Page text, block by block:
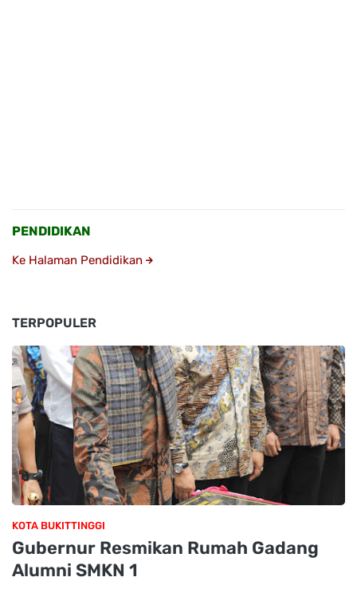
PENDIDIKAN
Ke Halaman Pendidikan
TERPOPULER
KOTA BUKITTINGGI
Gubernur Resmikan Rumah Gadang
Alumni SMKN 1